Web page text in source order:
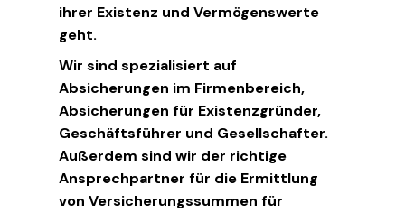
ihrer Existenz und Vermögenswerte
geht.
Wir sind spezialisiert auf
Absicherungen im Firmenbereich,
Absicherungen für Existenzgründer,
Geschäftsführer und Gesellschafter.
Außerdem sind wir der richtige
Ansprechpartner für die Ermittlung
von Versicherungssummen für